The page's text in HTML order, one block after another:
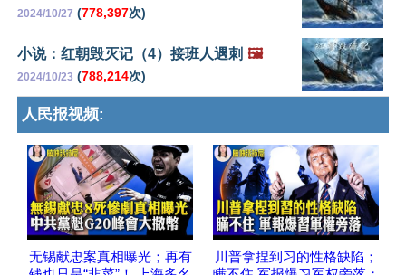
2024/10/27 (778,397次)
小说：红朝毁灭记（4）接班人遇刺 🖼️
2024/10/23 (788,214次)
人民报视频:
无锡献忠案真相曝光；再有
川普拿捏到习的性格缺陷；